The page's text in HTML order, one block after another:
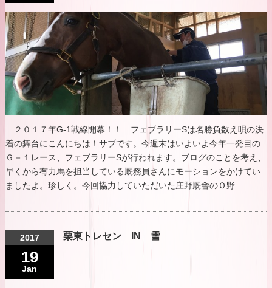
２０１７年G-1戦線開幕！！ フェブラリーSは名勝負数え唄の決
着の舞台にこんにちは！サブです。今週末はいよいよ今年一発目の
Ｇ－１レース、フェブラリーSが行われます。ブログのことを考え、
早くから有力馬を担当している厩務員さんにモーションをかけてい
ましたよ。珍しく。今回協力していただいた庄野厩舎のＯ野…
2017
19
Jan
栗東トレセン IN 雪